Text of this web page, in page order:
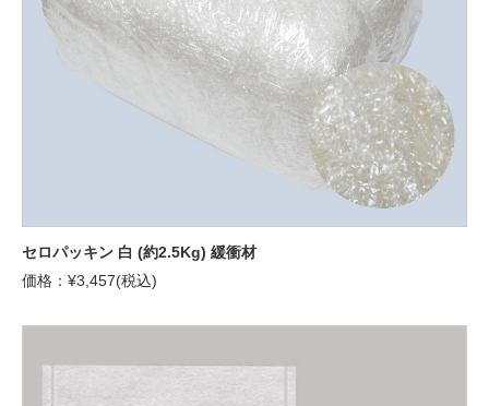
セロパッキン 白 (約2.5Kg) 緩衝材
価格：¥3,457(税込)